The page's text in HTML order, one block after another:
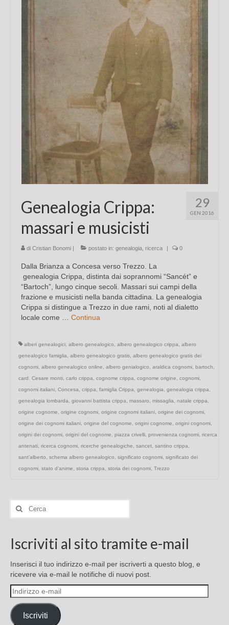
Contatti
29
GEN 2016
Genealogia Crippa:
massari e musicisti
di Cristian Bonomi | postato in: genealogia ricerca | 0
Dalla Brianza a Concesa verso Trezzo. La
genealogia Crippa, distinta dai soprannomi “Sancét” e
“Bartoch”, lungo cinque secoli. Massari sui campi della
frazione e musicisti nella banda cittadina. La genealogia
Crippa si distingue a Trezzo in due rami, noti al dialetto
locale come … Continua
alberi genealogici albero genealogico albero genealogico crippa
albero
genealogico famiglia
albero genealogico gratis albero genealogico gratis dei
cognomi albero genealogico online albero genialogico araldica cognomi bartoch
card. Cesare monti carlo crippa cognome crippa cognome origine cognomi
cognomi italiani Concesa crippa famiglia Crippa genealogia genealogia crippa
genealogia lombarda
giovanni battista crippa massaro missaglia natale crippa
origine cognome
origine cognomi origine cognomi italiani origine dei cognomi
origine dei cognomi italiani origine del cognome origini cognome origini cognomi
origini dei cognomi origini del cognome piazza crivelli provenienza cognomi ricerca
antenati ricerca cognomi ricerche genealogiche sancet santino crippa
sant’alberto
schema albero genealogico significato cognomi significato dei
cognomi stato d’anime storia crippa storia dei cognomi Trezzo
Cerca:
Iscriviti al sito tramite e-mail
Inserisci il tuo indirizzo e-mail per iscriverti a questo blog, e
ricevere via e-mail le notifiche di nuovi post.
Indirizzo
e-
mail
Iscriviti